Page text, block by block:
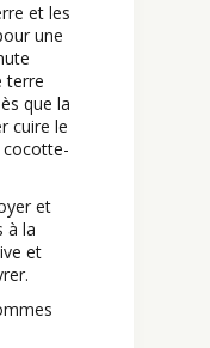
et les
une
terre
que la
cuire le
cocotte-
et
à la
et